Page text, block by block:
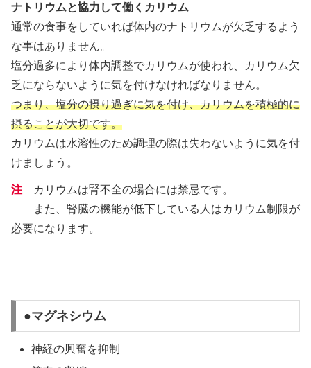
ナトリウムと協力して働くカリウム
通常の食事をしていれば体内のナトリウムが欠乏するよう
な事はありません。
塩分過多により体内調整でカリウムが使われ、カリウム欠
乏にならないように気を付けなければなりません。
つまり、塩分の摂り過ぎに気を付け、カリウムを積極的に
摂ることが大切です。
カリウムは水溶性のため調理の際は失わないように気を付
けましょう。
注 カリウムは腎不全の場合には禁忌です。
また、腎臓の機能が低下している人はカリウム制限が
必要になります。
●マグネシウム
神経の興奮を抑制